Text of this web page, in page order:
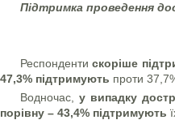
Підтримка проведення
Респондентискоріше
47,3% підтримують проти
Водночас, у випадку
порівну – 43,4% підтримують